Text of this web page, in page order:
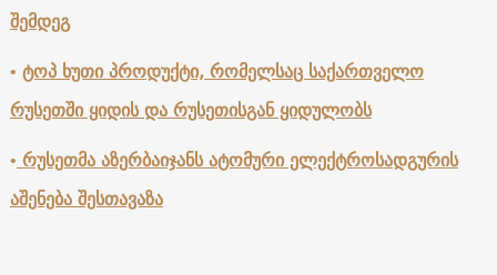
შემდეგ
• ტოპ ხუთი პროდუქტი, რომელსაც საქართველო
რუსეთში ყიდის და რუსეთისგან ყიდულობს
•რუსეთმა აზერბაიჯანს ატომური ელექტროსადგურის
აშენება შესთავაზა